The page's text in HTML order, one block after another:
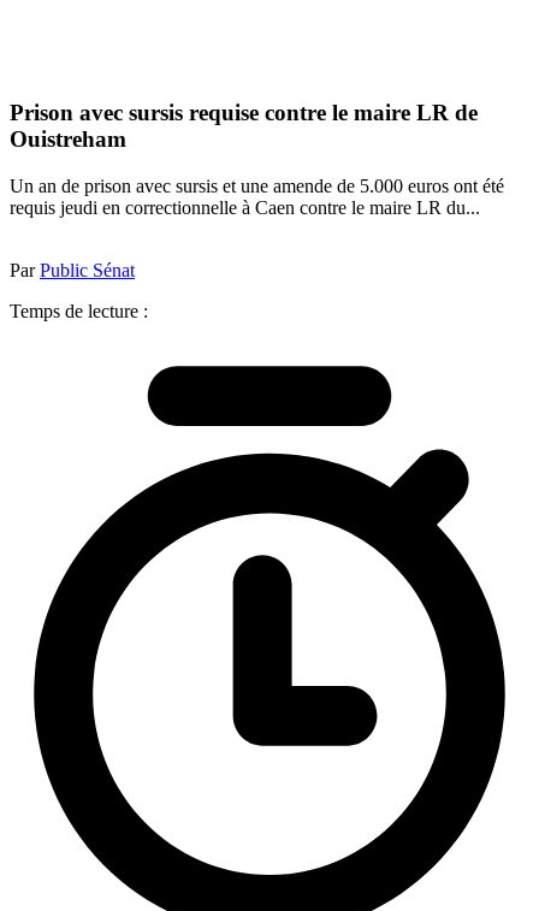
Prison avec sursis requise contre le maire LR de
Ouistreham
Un an de prison avec sursis et une amende de 5.000 euros ont été
requis jeudi en correctionnelle à Caen contre le maire LR du...
ParPublic Sénat
Temps de lecture :